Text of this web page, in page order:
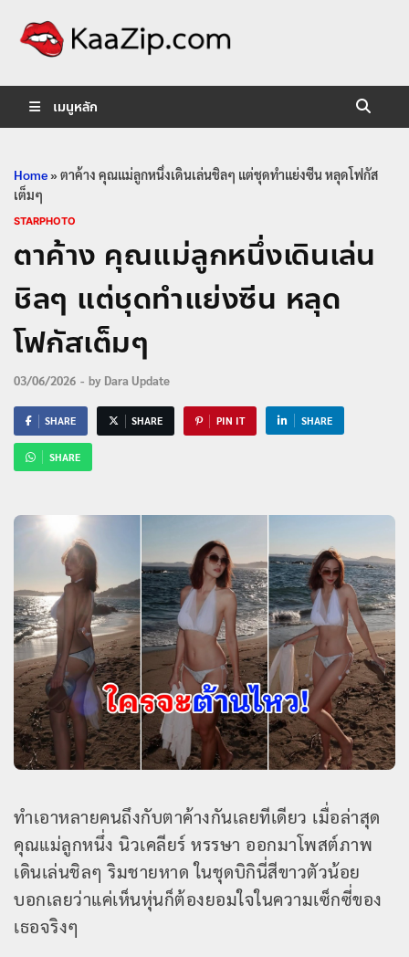
เมนูหลัก
Home»ตาค้าง คุณแม่ลูกหนึ่งเดินเล่นชิลๆ แต่ชุดทำแย่งซีน หลุดโฟกัส
เต็มๆ
STARPHOTO
ตาค้าง คุณแม่ลูกหนึ่งเดินเล่น
ชิลๆ แต่ชุดทำแย่งซีน หลุด
โฟกัสเต็มๆ
03/06/2026 - by Dara Update
SHARE SHARE PIN IT SHARE
SHARE
ทำเอาหลายคนถึงกับตาค้างกันเลยทีเดียว เมื่อล่าสุด
คุณแม่ลูกหนึ่ง นิวเคลียร์ หรรษา ออกมาโพสต์ภาพ
เดินเล่นชิลๆ ริมชายหาด ในชุดบิกินี่สีขาวตัวน้อย
บอกเลยว่าแค่เห็นหุ่นก็ต้องยอมใจในความเซ็กซี่ของ
เธอจริงๆ